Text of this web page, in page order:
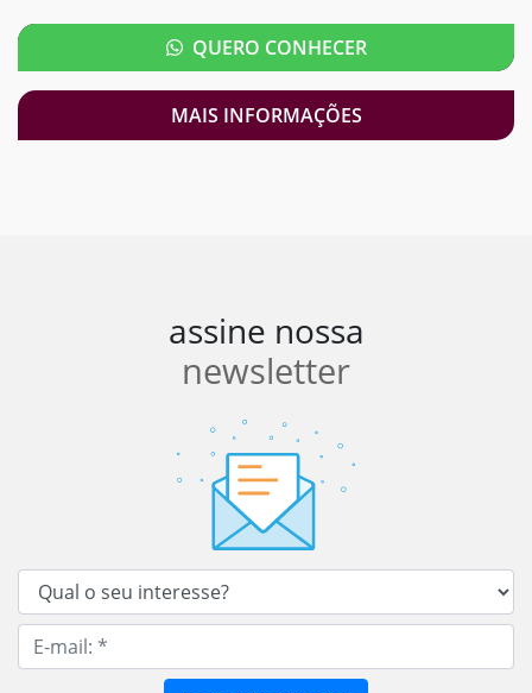
QUERO CONHECER
MAIS INFORMAÇÕES
assine nossa
newsletter